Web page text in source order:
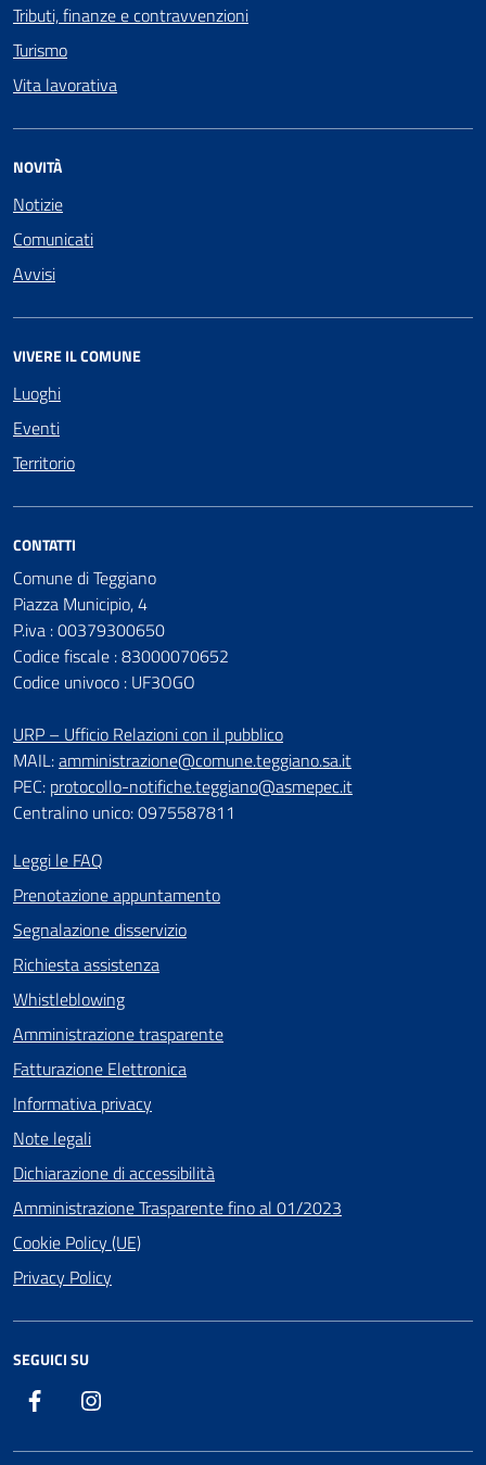
Tributi, finanze e contravvenzioni
Turismo
Vita lavorativa
NOVITÀ
Notizie
Comunicati
Avvisi
VIVERE IL COMUNE
Luoghi
Eventi
Territorio
CONTATTI
Comune di Teggiano
Piazza Municipio, 4
P.iva : 00379300650
Codice fiscale : 83000070652
Codice univoco : UF3OGO
URP – Ufficio Relazioni con il pubblico
MAIL:amministrazione@comune.teggiano.sa.it
PEC: protocollo-notifiche.teggiano@asmepec.it
Centralino unico: 0975587811
Leggi le FAQ
Prenotazione appuntamento
Segnalazione disservizio
Richiesta assistenza
Whistleblowing
Amministrazione trasparente
Fatturazione Elettronica
Informativa privacy
Note legali
Dichiarazione di accessibilità
Amministrazione Trasparente fino al 01/2023
Cookie Policy (UE)
Privacy Policy
SEGUICI SU
Facebook